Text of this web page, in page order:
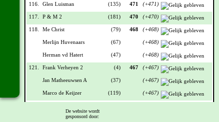
116. Glen Luisman (135) 471 (+471)
117. P & M 2 (181) 470 (+470)
118. Me Christ (79) 468 (+468)
Merlijn Huvenaars (67) (+468)
Herman vd Hatert (47) (+468)
121. Frank Verheyen 2 (4) 467 (+467)
Jan Matheeuwsen A (37) (+467)
Marco de Keijzer (119) (+467)
Maurice Kusters 1
De website wordt
gesponsord door: